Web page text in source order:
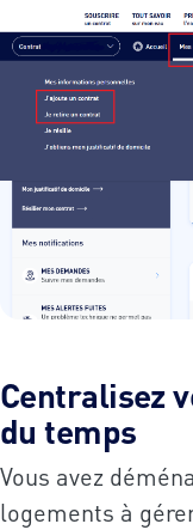
Centralisez
du temps
Vous avez
logements à